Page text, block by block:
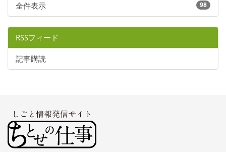
全件表示 98
RSSフィード
記事購読